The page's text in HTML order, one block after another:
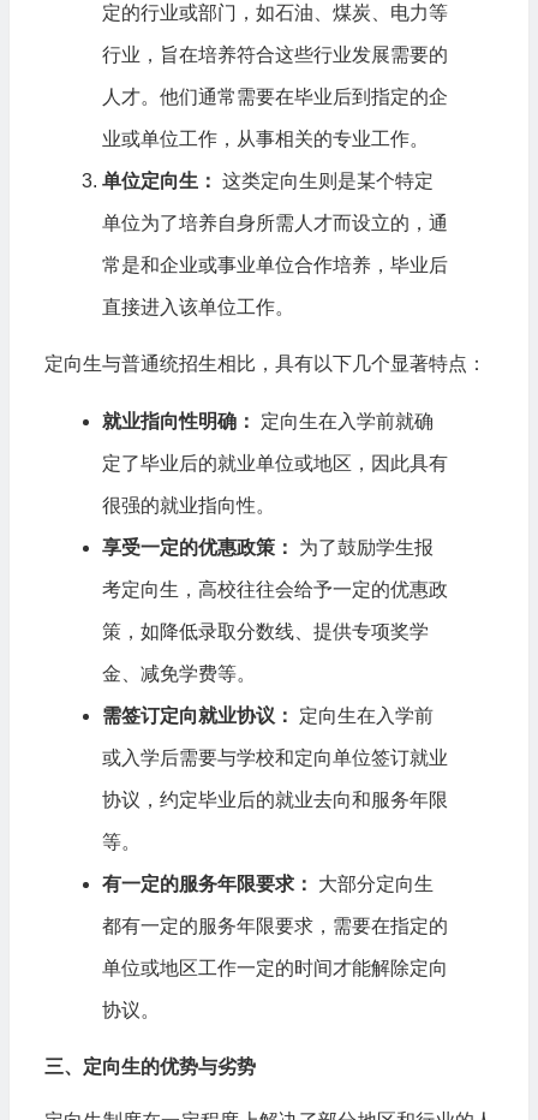
定的行业或部门，如石油、煤炭、电力等
行业，旨在培养符合这些行业发展需要的
人才。他们通常需要在毕业后到指定的企
业或单位工作，从事相关的专业工作。
单位定向生： 这类定向生则是某个特定
单位为了培养自身所需人才而设立的，通
常是和企业或事业单位合作培养，毕业后
直接进入该单位工作。
定向生与普通统招生相比，具有以下几个显著特点：
就业指向性明确： 定向生在入学前就确
定了毕业后的就业单位或地区，因此具有
很强的就业指向性。
享受一定的优惠政策： 为了鼓励学生报
考定向生，高校往往会给予一定的优惠政
策，如降低录取分数线、提供专项奖学
金、减免学费等。
需签订定向就业协议： 定向生在入学前
或入学后需要与学校和定向单位签订就业
协议，约定毕业后的就业去向和服务年限
等。
有一定的服务年限要求： 大部分定向生
都有一定的服务年限要求，需要在指定的
单位或地区工作一定的时间才能解除定向
协议。
三、定向生的优势与劣势